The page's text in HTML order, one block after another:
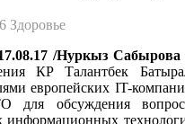
Здоровье
/Нуркыз Сабырова
КР Талантбек
европейских IT-
для обсуждения
информационных